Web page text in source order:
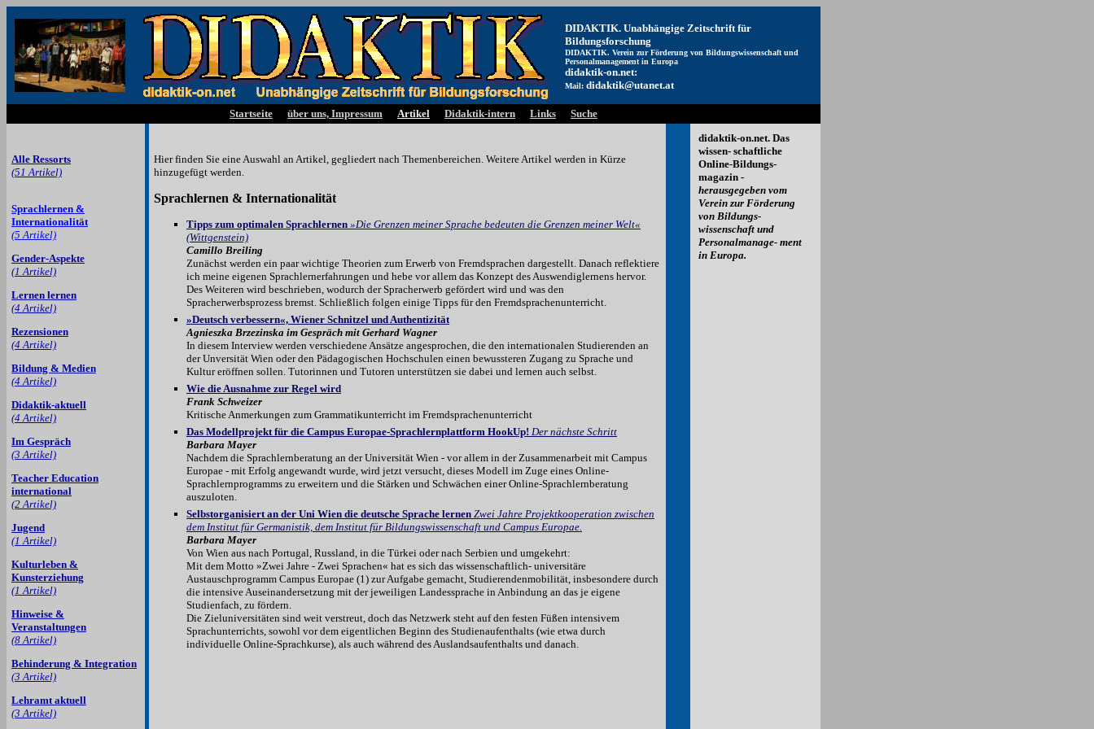
DIDAKTIK. Unabhängige Zeitschrift für
Bildungsforschung
DIDAKTIK. Verein zur Förderung von Bildungswissenschaft und
Personalmanagement in Europa
didaktik-on.net:
Mail: didaktik@utanet.at
Startseite über uns, Impressum Artikel Didaktik-intern Links Suche
Alle Ressorts
(51 Artikel)
Sprachlernen &
Internationalität
(5 Artikel)
Gender-Aspekte
(1 Artikel)
Lernen lernen
(4 Artikel)
Rezensionen
(4 Artikel)
Bildung & Medien
(4 Artikel)
Didaktik-aktuell
(4 Artikel)
Im Gespräch
(3 Artikel)
Teacher Education
international
(2 Artikel)
Jugend
(1 Artikel)
Kulturleben &
Kunsterziehung
(1 Artikel)
Hinweise &
Veranstaltungen
(8 Artikel)
Behinderung & Integration
(3 Artikel)
Lehramt aktuell
(3 Artikel)
Hier finden Sie eine Auswahl an Artikel, gegliedert nach Themenbereichen. Weitere Artikel werden in Kürze
hinzugefügt werden.
Sprachlernen & Internationalität
Tipps zum optimalen Sprachlernen »Die Grenzen meiner Sprache bedeuten die Grenzen meiner Welt«
(Wittgenstein)
Camillo Breiling
Zunächst werden ein paar wichtige Theorien zum Erwerb von Fremdsprachen dargestellt. Danach reflektiere
ich meine eigenen Sprachlernerfahrungen und hebe vor allem das Konzept des Auswendiglernens hervor.
Des Wei­te­ren wird beschrieben, wodurch der Spracherwerb gefördert wird und was den
Spracherwerbsprozess bremst. Schließlich folgen einige Tipps für den Fremdsprachenunterricht.
»Deutsch verbessern«, Wiener Schnitzel und Authentizität
Agnieszka Brzezinska im Gespräch mit Gerhard Wagner
In diesem Interview werden verschiedene Ansätze angesprochen, die den internationalen Studierenden an
der Unversität Wien oder den Pädagogischen Hochschulen einen bewussteren Zugang zu Sprache und
Kultur eröffnen sollen. Tutorinnen und Tutoren unterstützen sie dabei und lernen auch selbst.
Wie die Ausnahme zur Regel wird
Frank Schweizer
Kritische Anmerkungen zum Grammatikunterricht im Fremdsprachenunterricht
Das Modellprojekt für die Campus Europae-Sprachlernplattform HookUp! Der nächste Schritt
Barbara Mayer
Nachdem die Sprachlernberatung an der Universität Wien - vor allem in der Zusammenarbeit mit Campus
Europae - mit Erfolg angewandt wurde, wird jetzt versucht, dieses Modell im Zuge eines Online-
Sprachlernprogramms zu erweitern und die Stärken und Schwächen einer Online-Sprachlernberatung
auszuloten.
Selbstorganisiert an der Uni Wien die deutsche Sprache lernen Zwei Jahre Projektkooperation zwischen
dem Institut für Germanistik, dem Institut für Bildungswissenschaft und Campus Europae.
Barbara Mayer
Von Wien aus nach Portugal, Russland, in die Türkei oder nach Serbien und umgekehrt:
Mit dem Motto »Zwei Jahre - Zwei Sprachen« hat es sich das wissenschaftlich- universitäre
Austauschprogramm Campus Europae (1) zur Aufgabe gemacht, Studierendenmobilität, insbesondere durch
die intensive Auseinandersetzung mit der jeweiligen Landessprache in Anbindung an das je eigene
Studienfach, zu fördern.
Die Zieluniversitäten sind weit verstreut, doch das Netzwerk steht auf den festen Füßen intensivem
Sprachunterrichts, sowohl vor dem eigentlichen Beginn des Studienaufenthalts (wie etwa durch
individuelle Online-Sprachkurse), als auch während des Auslandsaufenthalts und danach.
didaktik-on.net. Das
wissen- schaftliche
Online-Bildungs-
magazin -
herausgegeben vom
Verein zur Förderung
von Bildungs-
wissenschaft und
Personalmanage- ment
in Europa.